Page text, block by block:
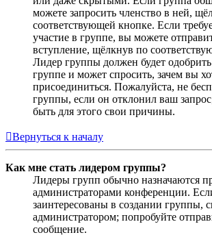
можете запросить членство в ней,
соответствующей кнопке. Если
участие в группе, вы можете
вступление, щёлкнув по
Лидер группы должен будет
группе и может спросить, зачем вы
присоединиться. Пожалуйста, не
группы, если он отклонил ваш
быть для этого свои причины.
Вернуться к началу
Как мне стать лидером группы?
Лидеры групп обычно назначаются
администраторами конференции.
заинтересованы в создании группы,
администратором; попробуйте
сообщение.